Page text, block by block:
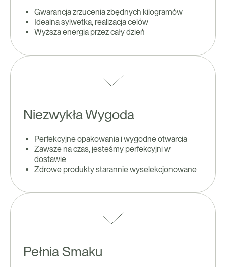
Gwarancja zrzucenia zbędnych kilogramów
Idealna sylwetka, realizacja celów
Wyższa energia przez cały dzień
Niezwykła Wygoda
Perfekcyjne opakowania i wygodne otwarcia
Zawsze na czas, jesteśmy perfekcyjni w
dostawie
Zdrowe produkty starannie wyselekcjonowane
Pełnia Smaku